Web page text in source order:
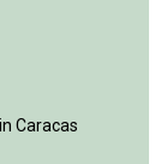
Caracas